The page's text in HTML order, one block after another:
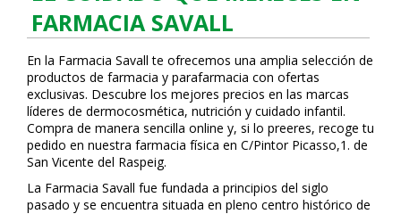
FARMACIA SAVALL
En la Farmacia Savall te ofrecemos una amplia selección de
productos de farmacia y parafarmacia con ofertas
exclusivas. Descubre los mejores precios en las marcas
líderes de dermocosmética, nutrición y cuidado infantil.
Compra de manera sencilla online y, si lo prefieres, recoge tu
pedido en nuestra farmacia física en C/Pintor Picasso,1. de
San Vicente del Raspeig.
La Farmacia Savall fue fundada a principios del siglo
pasado y se encuentra situada en pleno centro histórico de